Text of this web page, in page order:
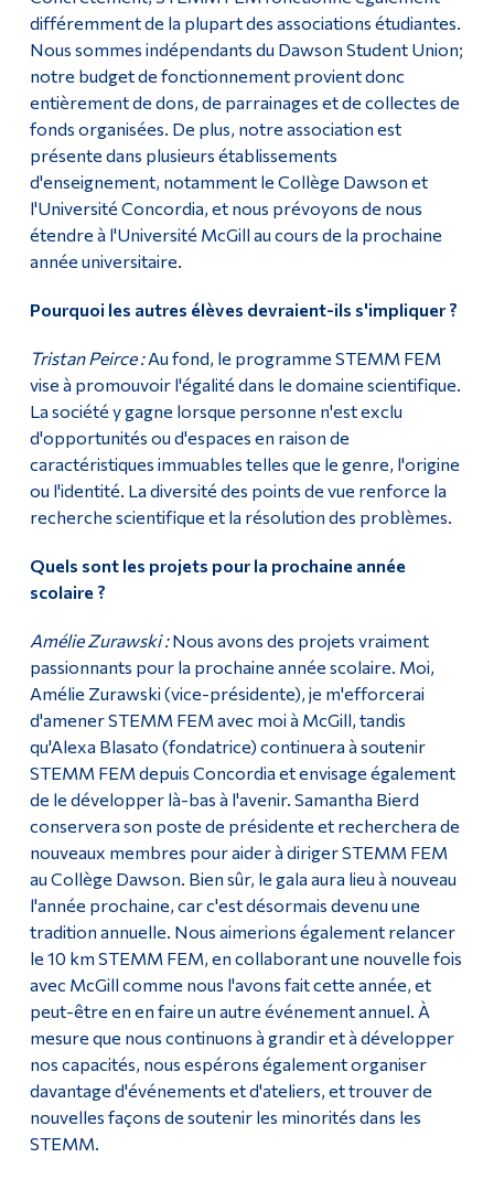
différemment de la plupart des associations étudiantes.
Nous sommes indépendants du Dawson Student Union;
notre budget de fonctionnement provient donc
entièrement de dons, de parrainages et de collectes de
fonds organisées. De plus, notre association est
présente dans plusieurs établissements
d'enseignement, notamment le Collège Dawson et
l'Université Concordia, et nous prévoyons de nous
étendre à l'Université McGill au cours de la prochaine
année universitaire.
Pourquoi les autres élèves devraient-ils s'impliquer ?
Tristan Peirce :Au fond, le programme STEMM FEM
vise à promouvoir l'égalité dans le domaine scientifique.
La société y gagne lorsque personne n'est exclu
d'opportunités ou d'espaces en raison de
caractéristiques immuables telles que le genre, l'origine
ou l'identité. La diversité des points de vue renforce la
recherche scientifique et la résolution des problèmes.
Quels sont les projets pour la prochaine année
scolaire ?
Amélie Zurawski :Nous avons des projets vraiment
passionnants pour la prochaine année scolaire. Moi,
Amélie Zurawski (vice-présidente), je m'efforcerai
d'amener STEMM FEM avec moi à McGill, tandis
qu'Alexa Blasato (fondatrice) continuera à soutenir
STEMM FEM depuis Concordia et envisage également
de le développer là-bas à l'avenir. Samantha Bierd
conservera son poste de présidente et recherchera de
nouveaux membres pour aider à diriger STEMM FEM
au Collège Dawson. Bien sûr, le gala aura lieu à nouveau
l'année prochaine, car c'est désormais devenu une
tradition annuelle. Nous aimerions également relancer
le 10 km STEMM FEM, en collaborant une nouvelle fois
avec McGill comme nous l'avons fait cette année, et
peut-être en en faire un autre événement annuel. À
mesure que nous continuons à grandir et à développer
nos capacités, nous espérons également organiser
davantage d'événements et d'ateliers, et trouver de
nouvelles façons de soutenir les minorités dans les
STEMM.